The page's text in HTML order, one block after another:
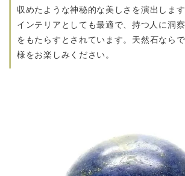
収めたような神秘的な美しさを演出します
インテリアとしても最適で、持つ人に洞
をもたらすとされています。 天然石なら
様をお楽しみください。